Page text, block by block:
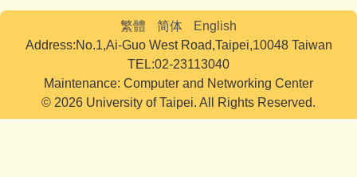
繁體 简体
English
Address:No.1,Ai-Guo West Road,Taipei,10048 Taiwan
TEL:02-23113040
Maintenance: Computer and Networking Center
© 2026 University of Taipei. All Rights Reserved.